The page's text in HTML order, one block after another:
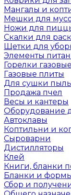
Мангалы и
Мешки для
Ножи для
Скалки для
Щетки для
Элементы
Горелки
Газовые плиты
Для сушки
Продажа пчел
Весы и кантеры
Оборудование
Автоклавы
Коптильни и
Сыроварни
Дистилляторы
Клей
Книги, бланки
Бланки и
Сбор и